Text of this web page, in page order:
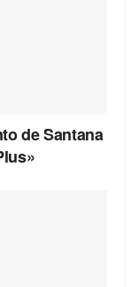
de Santana